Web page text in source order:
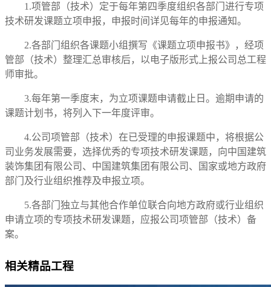
1.项管部（技术）定于每年第四季度组织各部门进行专项
技术研发课题立项申报，申报时间详见每年的申报通知。
2.各部门组织各课题小组撰写《课题立项申报书》，经项
管部（技术）整理汇总审核后，以电子版形式上报公司总工程
师审批。
3.每年第一季度末，为立项课题申请截止日。逾期申请的
课题计划书，将列入下一年度评审。
4.公司项管部（技术）在已受理的申报课题中，将根据公
司业务发展需要，选择优秀的专项技术研发课题，向中国建筑
装饰集团有限公司、中国建筑集团有限公司、国家或地方政府
部门及行业组织推荐及申报立项。
5.各部门独立与其他合作单位联合向地方政府或行业组织
申请立项的专项技术研发课题，应报公司项管部（技术）备
案。
相关精品工程